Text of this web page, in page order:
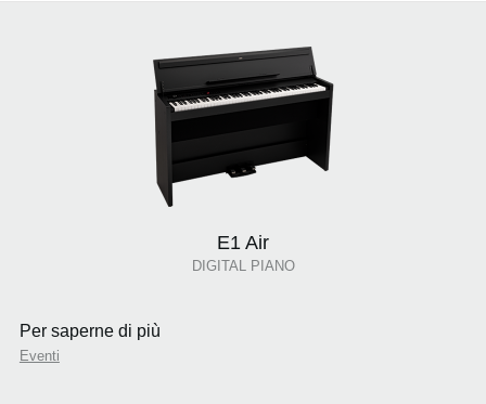
E1 Air
DIGITAL PIANO
Per saperne di più
Eventi